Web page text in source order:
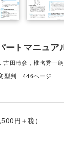
ートマニュア
吉田晴彦，椎名秀一
型判
446ページ
円＋税）